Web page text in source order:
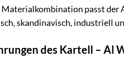
passt
skandinavisch, industriell
des Kartell – Al